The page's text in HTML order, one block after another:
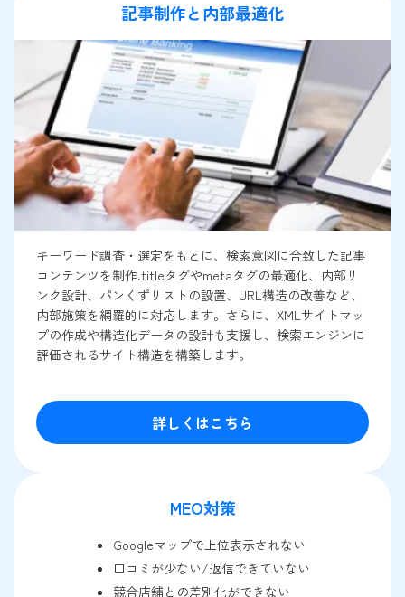
記事制作と内部最適化
キーワード調査・選定をもとに、検索意図に合致した記事
コンテンツを制作.titleタグやmetaタグの最適化、内部リ
ンク設計、パンくずリストの設置、URL構造の改善など、
内部施策を網羅的に対応します。さらに、XMLサイトマッ
プの作成や構造化データの設計も支援し、検索エンジンに
評価されるサイト構造を構築します。
詳しくはこちら
MEO対策
Googleマップで上位表示されない
口コミが少ない/返信できていない
競合店舗との差別化ができない